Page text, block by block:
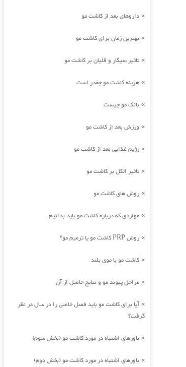
» داروهای بعد از کاشت مو
» بهترین زمان برای کاشت مو
» تاثیر سیگار و قلیان بر کاشت مو
» هزینه کاشت مو چقدر است
» بانک مو چیست
» ورزش بعد از کاشت مو
» رژیم غذایی بعد از کاشت مو
» تاثیر الکل بر کاشت مو
» روش های کاشت مو
» مواردی که درباره کاشت مو باید بدانیم
» روش PRP کاشت مو یا ترمیم مو؟
» کاشت مو با موی بلند
» مراحل پیوند مو و نتایج حاصل از آن
»آیا برای کاشت مو باید فصل خاصی را در سال در نظر
گرفت؟
» باورهای اشتباه در مورد کاشت مو (بخش سوم)
» باورهای اشتباه در مورد کاشت مو (بخش دوم)